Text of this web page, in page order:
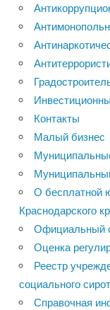
Контакты
Малый бизнес
О бесплатной
Краснодарского
Официальный
Оценка
Реестр
социального
Справочная